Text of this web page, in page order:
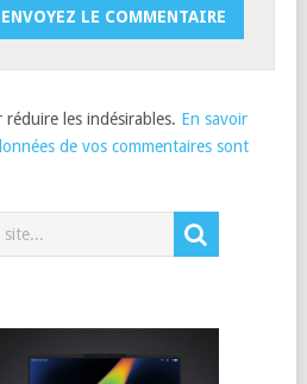
les indésirables. En savoir
de vos commentaires sont